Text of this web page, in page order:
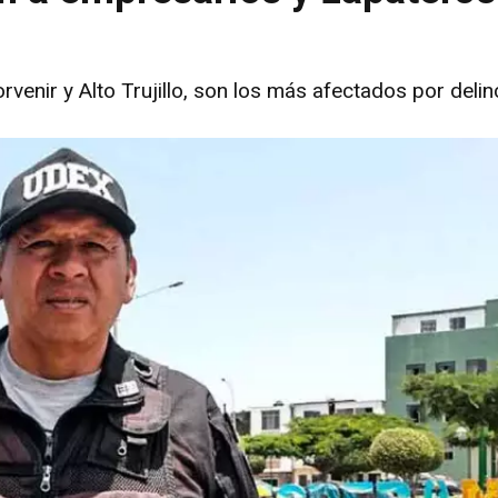
y Alto Trujillo, son los más afectados por